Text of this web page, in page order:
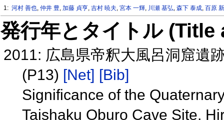
1: 河村 善也 ,仲井 豊 ,加藤 貞亨 ,吉村 暁夫 ,宮本 一輝 川瀬 基弘 ,森下 泰成 ,百原
発行年とタイトル
2011: 広島県帝釈大風呂洞窟遺
(P13) [Net] [Bib]
Significance of the
Taishaku Oburo Cave Site,